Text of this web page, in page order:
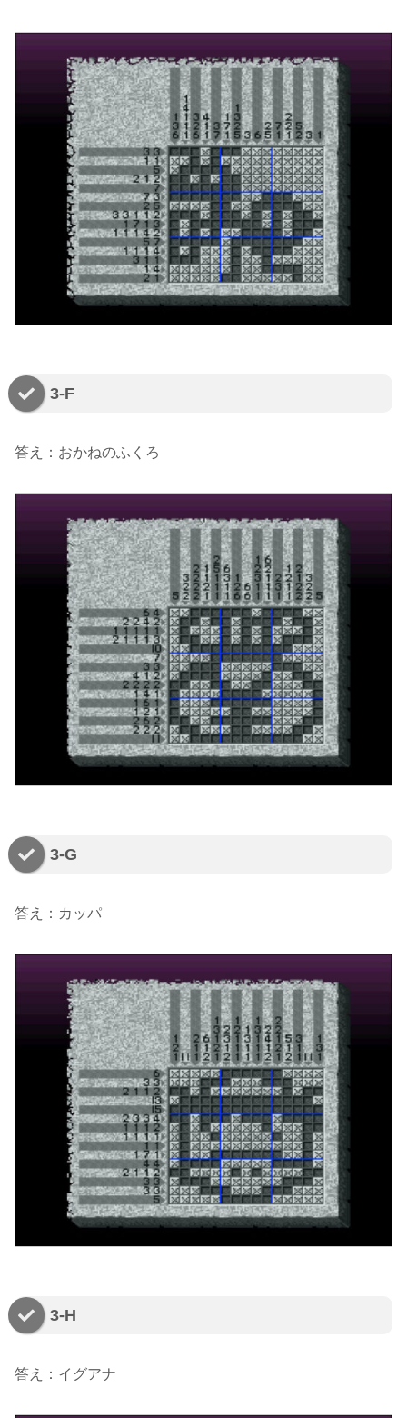
3-F
答え：おかねのふくろ
3-G
答え：カッパ
3-H
答え：イグアナ